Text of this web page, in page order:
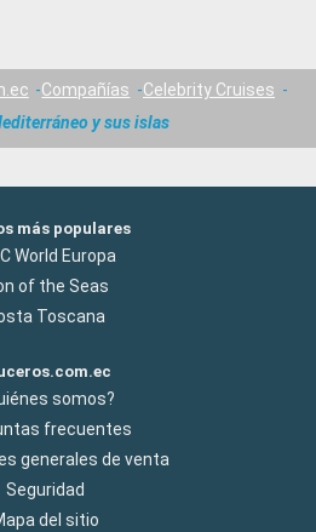
Compañías
Celebrity Cruises
y sus islas
más populares
World Europa
of the Seas
Toscana
somos?
frecuentes
generales de venta
Seguridad
del sitio